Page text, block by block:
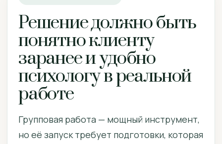
Решение должно быть
понятно клиенту
заранее и удобно
психологу в реальной
работе
Групповая работа — мощный инструмент,
но её запуск требует подготовки, которая